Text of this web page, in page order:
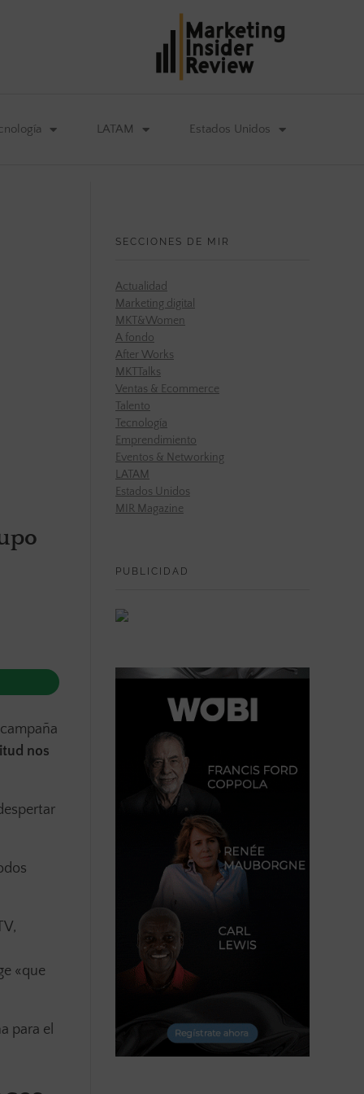
LATAM Estados Unidos
nos
«que
para el
SECCIONES DE MIR
Actualidad
Marketing digital
MKT&Women
A fondo
After Works
MKTTalks
Ventas & Ecommerce
Talento
Tecnología
Emprendimiento
Eventos & Networking
LATAM
Estados Unidos
MIR Magazine
PUBLICIDAD